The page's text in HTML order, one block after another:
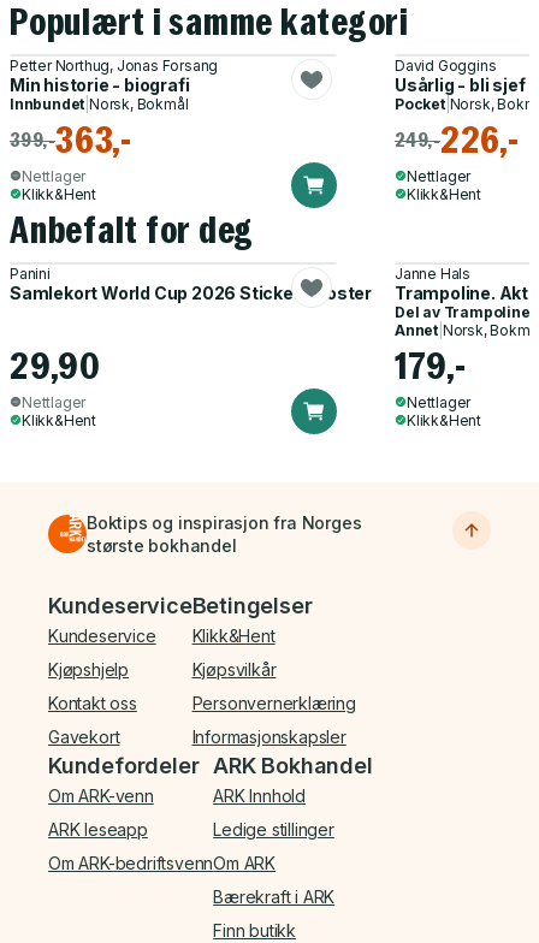
Populært i samme kategori
Petter Northug, Jonas Forsang
Min historie - biografi
Innbundet |Norsk, Bokmål
399,-363,-
Nettlager
Klikk&Hent
David Goggins
Usårlig - bli sjef i
Pocket| Norsk,
249,-226,-
Nettlager
Klikk&Hent
Anbefalt for deg
Panini
Samlekort World Cup 2026 Sticker Booster
29,90
Nettlager
Klikk&Hent
Janne Hals
Trampoline.
Del av Trampoline
Annet| Norsk,
179,-
Nettlager
Klikk&Hent
Boktips og inspirasjon fra Norges
største bokhandel
Bunnmeny
Kundeservice
Kundeservice
Kjøpshjelp
Kontakt oss
Gavekort
Betingelser
Klikk&Hent
Kjøpsvilkår
Personvernerklæring
Informasjonskapsler
Kundefordeler
Om ARK-venn
ARK leseapp
Om ARK-bedriftsvenn
ARK Bokhandel
ARK Innhold
Ledige stillinger
Om ARK
Bærekraft i ARK
Finn butikk